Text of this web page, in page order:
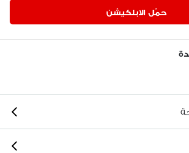
حمّل الابلكيشن